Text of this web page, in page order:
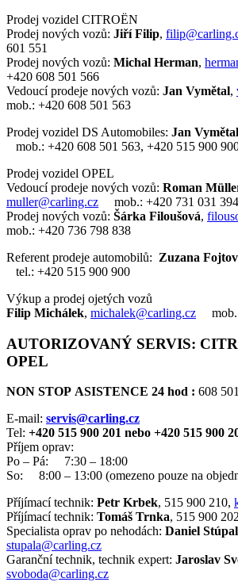
Prodej vozidel CITROËN
Prodej nových vozů: Jiří Filip,
601 551
Prodej nových vozů: Michal Herman,
+420 608 501 566
Vedoucí prodeje nových vozů: Jan Vymětal,
mob.: +420 608 501 563
Prodej vozidel DS Automobiles: Jan Vymětal
mob.: +420 608 501 563, +420 515 900
Prodej vozidel OPEL
Vedoucí prodeje nových vozů: Roman
muller@carling.cz mob.: +420 731 031 394
Prodej nových vozů: Šárka Filoušová,
mob.: +420 736 798 838
Referent prodeje automobilů: Zuzana
tel.: +420 515 900 900
Výkup a prodej ojetých vozů
Filip Michálek, michalek@carling.cz mob.:
AUTORIZOVANÝ SERVIS:
OPEL
NON STOP ASISTENCE 24 hod : 608
E-mail: servis@carling.cz
Tel: +420 515 900 201 nebo +420 515 900
Příjem oprav:
Po – Pá: 7:30 – 18:00
So: 8:00 – 13:00 (omezeno pouze na
Příjímací technik: Petr Krbek, 515 900 210,
Příjímací technik: Tomáš Trnka, 515 900
Specialista oprav po nehodách: Daniel
stupala@carling.cz
Garanční technik, technik expert: Jaroslav
svoboda@carling.cz